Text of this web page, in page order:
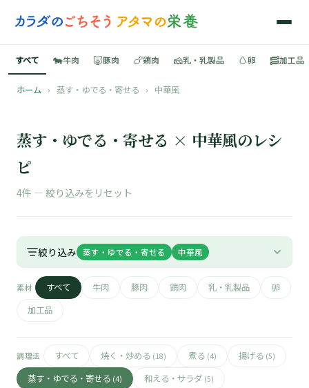
📚
🐷
🧀
🥓
すべて 🐄牛肉 🐷豚肉 🍗鶏肉 🧀乳・乳製品 🥚卵 🥓加工品
ホーム › 蒸す・ゆでる・寄せる › 中華風
蒸す・ゆでる・寄せる × 中華風のレシ
ピ
4件 — 絞り込みをリセット
絞り込み 蒸す・ゆでる・寄せる 中華風
素材 すべて 牛肉 豚肉 鶏肉 乳・乳製品
卵
加工品
調理法 すべて 焼く・炒める (18) 煮る (4) 揚げる (5)
蒸す・ゆでる・寄せる (4) 和える・サラダ (5)